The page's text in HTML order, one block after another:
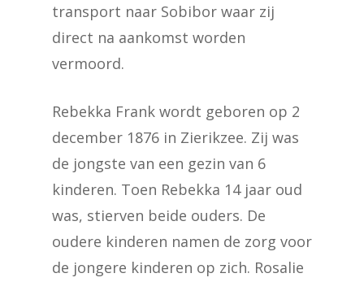
transport naar Sobibor waar zij
direct na aankomst worden
vermoord.
Rebekka Frank wordt geboren op 2
december 1876 in Zierikzee. Zij was
de jongste van een gezin van 6
kinderen. Toen Rebekka 14 jaar oud
was, stierven beide ouders. De
oudere kinderen namen de zorg voor
de jongere kinderen op zich. Rosalie